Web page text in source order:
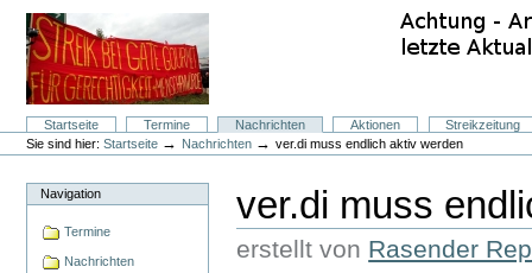
Inhalt
Direkt
Navigation
SektionenStartseite Termine Nachrichten Aktionen
Streikzeitung
Benutzerspezifische
Werkzeuge
Sie sind hier: Startseite → Nachrichten →ver.di muss endlich aktiv werden
Navigation
Termine
Nachrichten
ver.di muss
erstellt von Rasender